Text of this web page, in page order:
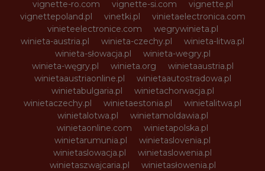
vignette-ro.com
vignette-si.com
vignette.pl
vignettepoland.pl
vinetki.pl
vinietaelectronica.com
vinieteelectronice.com
wegrywinieta.pl
winieta-austria.pl
winieta-czechy.pl
winieta-litwa.pl
winieta-słowacja.pl
winieta-wegry.pl
winieta-węgry.pl
winieta.org
winietaaustria.pl
winietaaustriaonline.pl
winietaautostradowa.pl
winietabulgaria.pl
winietachorwacja.pl
winietaczechy.pl
winietaestonia.pl
winietalitwa.pl
winietalotwa.pl
winietamoldawia.pl
winietaonline.com
winietapolska.pl
winietarumunia.pl
winietaslovenia.pl
winietaslowacja.pl
winietaslowenia.pl
winietaszwajcaria.pl
winietasłowenia.pl